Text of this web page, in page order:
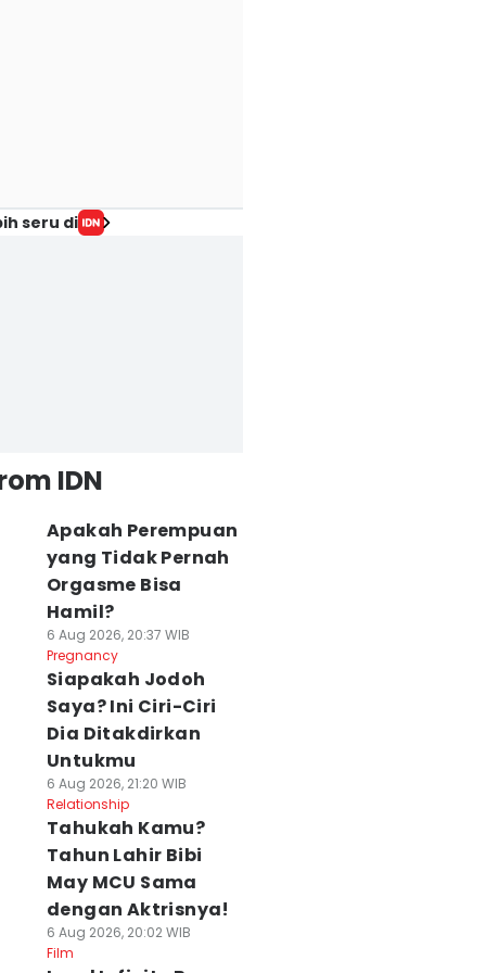
seru di
IDN
Apakah Perempuan
yang Tidak Pernah
Orgasme Bisa
Hamil?
6 Aug 2026, 20:37 WIB
Pregnancy
Siapakah Jodoh
Saya? Ini Ciri-Ciri
Dia Ditakdirkan
Untukmu
6 Aug 2026, 21:20 WIB
Relationship
Tahukah Kamu?
Tahun Lahir Bibi
May MCU Sama
dengan Aktrisnya!
6 Aug 2026, 20:02 WIB
Film